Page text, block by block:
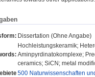
Dissertation (Ohne Angabe)
Hochleistungskeramik;
Aminpyrdinatokomplexe;
ceramics; SiCN; metal
500 Naturwissenschaften